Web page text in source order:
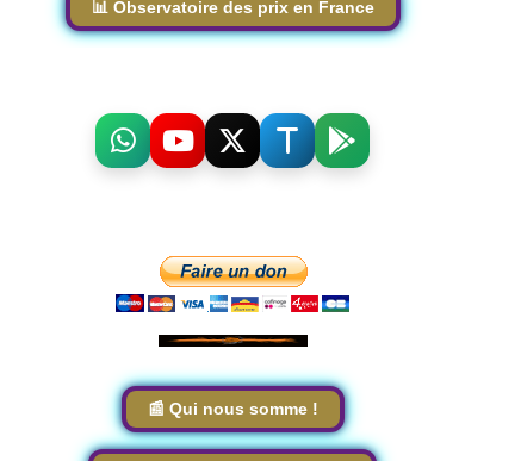
📊 Observatoire des prix en France
📰 Qui nous somme !